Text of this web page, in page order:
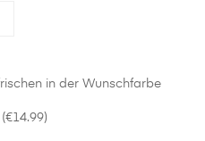
in der Wunschfarbe